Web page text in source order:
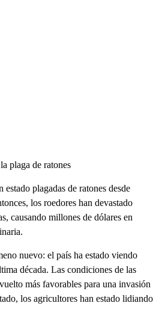
plaga de ratones
estado plagadas de ratones desde
los roedores han devastado
causando millones de dólares en
nuevo: el país ha estado viendo
década. Las condiciones de las
más favorables para una invasión
los agricultores han estado lidiando